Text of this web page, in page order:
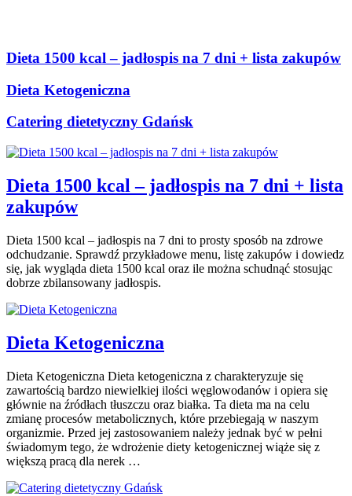
Dieta 1500 kcal – jadłospis na 7 dni + lista zakupów
Dieta Ketogeniczna
Catering dietetyczny Gdańsk
Dieta 1500 kcal – jadłospis na 7 dni + lista
zakupów
Dieta 1500 kcal – jadłospis na 7 dni to prosty sposób na zdrowe
odchudzanie. Sprawdź przykładowe menu, listę zakupów i dowiedz
się, jak wygląda dieta 1500 kcal oraz ile można schudnąć stosując
dobrze zbilansowany jadłospis.
Dieta Ketogeniczna
Dieta Ketogeniczna Dieta ketogeniczna z charakteryzuje się
zawartością bardzo niewielkiej ilości węglowodanów i opiera się
głównie na źródłach tłuszczu oraz białka. Ta dieta ma na celu
zmianę procesów metabolicznych, które przebiegają w naszym
organizmie. Przed jej zastosowaniem należy jednak być w pełni
świadomym tego, że wdrożenie diety ketogenicznej wiąże się z
większą pracą dla nerek …